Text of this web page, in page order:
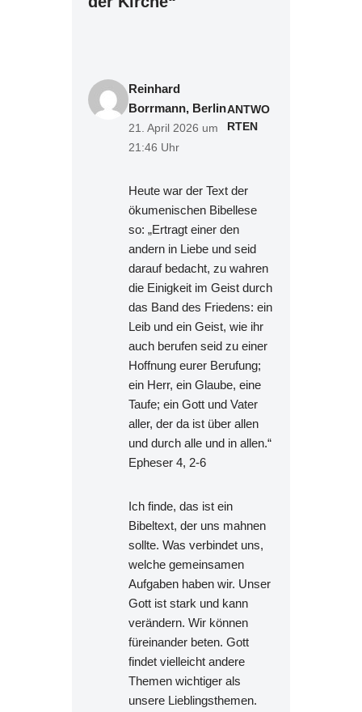
Reinhard
Borrmann, Berlin
21. April 2026 um
21:46 Uhr
ANTWO
RTEN
Heute war der Text der
ökumenischen Bibellese
so: „Ertragt einer den
andern in Liebe und seid
darauf bedacht, zu wahren
die Einigkeit im Geist durch
das Band des Friedens: ein
Leib und ein Geist, wie ihr
auch berufen seid zu einer
Hoffnung eurer Berufung;
ein Herr, ein Glaube, eine
Taufe; ein Gott und Vater
aller, der da ist über allen
und durch alle und in allen.“
Epheser 4, 2-6
Ich finde, das ist ein
Bibeltext, der uns mahnen
sollte. Was verbindet uns,
welche gemeinsamen
Aufgaben haben wir. Unser
Gott ist stark und kann
verändern. Wir können
füreinander beten. Gott
findet vielleicht andere
Themen wichtiger als
unsere Lieblingsthemen.